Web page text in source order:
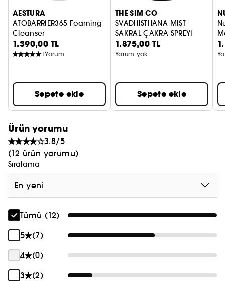
Tam 300 öpücüğe⁴ kadar dayanır!
*Organik içerikler Avrupa yönetmeliğine uygundur
(CE 2018/848).
¹Tüketici testi – 109 kadın, ilk kullanım sonrası
⁴Klinik test – 33 gönüllü ile
AESTURA
ATOBARRIER365 Foaming
Cleanser
pH dengeleyici köpük temizleyici
1.390,00 TL
1Yorum
Sepete ekle
THE SIM CO
SVADHISTHANA MIST
SAKRAL ÇAKRA SPREYİ
1.875,00 TL
Yorum yok
Sepete ekle
Ürün yorumu
3.8/5
(12 ürün yorumu)
Sıralama
En yeni
Tümü (12)
5
(7)
4
(0)
3
(2)